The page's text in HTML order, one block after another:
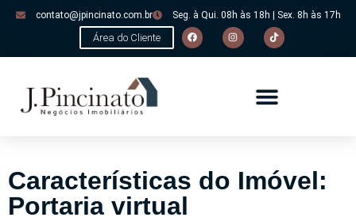
contato@jpincinato.com.br Seg. à Qui. 08h às 18h | Sex. 8h às 17h
Área do Cliente
Características do Imóvel:
Portaria virtual